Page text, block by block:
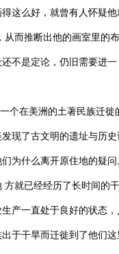
么好，就曾有人怀疑他
从而推断出他的画室里的
不是定论，仍旧需要进
一个在美洲的土著民族迁
现了古文明的遗址与历
为什么离开原住地的疑
方就已经经历了长时间的
产一直处于良好的状态
于干旱而迁徙到了他们这